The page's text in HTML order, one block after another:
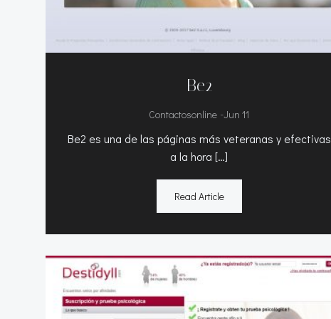
Be2
Contactosonline -Jun 11
Be2 es una de las páginas más veteranas y efectivas
a la hora […]
Read Article